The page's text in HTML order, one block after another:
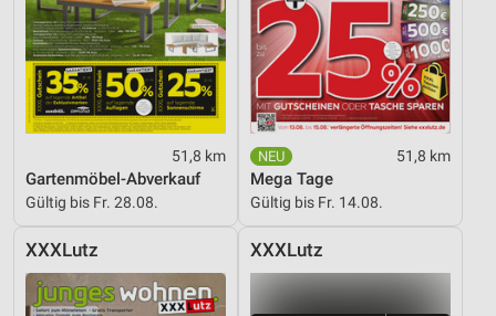
51,8 km
Gartenmöbel-Abverkauf
Gültig bis Fr. 28.08.
51,8 km
Mega Tage
Gültig bis Fr. 14.08.
XXXLutz XXXLutz